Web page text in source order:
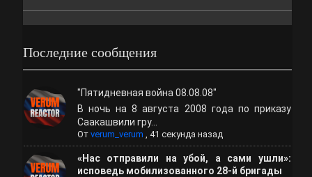
Последние сообщения
"Пятидневная война 08.08.08"
В ночь на 8 августа 2008 года по приказу
Саакашвили гру...
От verum_verum , 41 секунда назад
«Нас отправили на убой, а сами ушли»:
исповедь мобилизованного 28-й бригады